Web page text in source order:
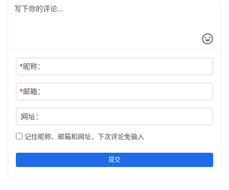
相将共岁寒伴侣，凉飙应律惊潮韵
*昵称：
*邮箱：
网址：
记住昵称、邮箱和网址，下次评论免输入
提交